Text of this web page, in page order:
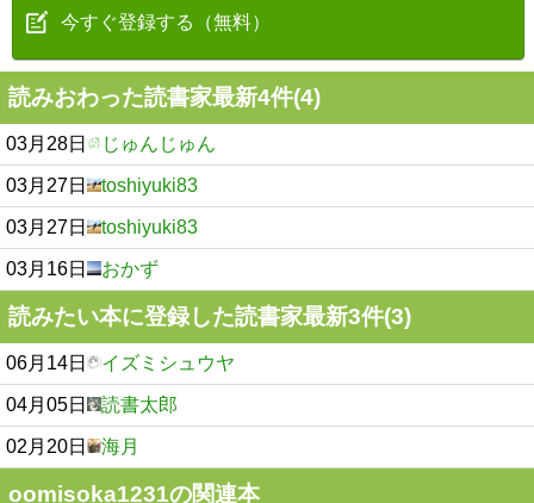
今すぐ登録する（無料）
読みおわった読書家最新4件(4)
03月28日 じゅんじゅん
03月27日 toshiyuki83
03月27日 toshiyuki83
03月16日 おかず
読みたい本に登録した読書家最新3件(3)
06月14日 イズミシュウヤ
04月05日 読書太郎
02月20日 海月
oomisoka1231の関連本